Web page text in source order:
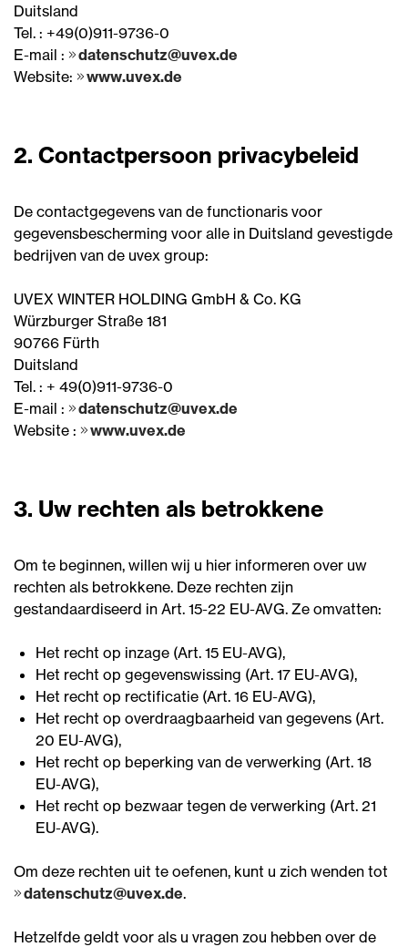
Duitsland
Tel. : +49(0)911-9736-0
E-mail :
datenschutz@uvex.de
Website:
www.uvex.de
2. Contactpersoon privacybeleid
De contactgegevens van de functionaris voor
gegevensbescherming voor alle in Duitsland gevestigde
bedrijven van de uvex group:
UVEX WINTER HOLDING GmbH & Co. KG
Würzburger Straße 181
90766 Fürth
Duitsland
Tel. : + 49(0)911-9736-0
E-mail :
datenschutz@uvex.de
Website :
www.uvex.de
3. Uw rechten als betrokkene
Om te beginnen, willen wij u hier informeren over uw
rechten als betrokkene. Deze rechten zijn
gestandaardiseerd in Art. 15-22 EU-AVG. Ze omvatten:
Het recht op inzage (Art. 15 EU-AVG),
Het recht op gegevenswissing (Art. 17 EU-AVG),
Het recht op rectificatie (Art. 16 EU-AVG),
Het recht op overdraagbaarheid van gegevens (Art.
20 EU-AVG),
Het recht op beperking van de verwerking (Art. 18
EU-AVG),
Het recht op bezwaar tegen de verwerking (Art. 21
EU-AVG).
Om deze rechten uit te oefenen, kunt u zich wenden tot
datenschutz@uvex.de.
Hetzelfde geldt voor als u vragen zou hebben over de